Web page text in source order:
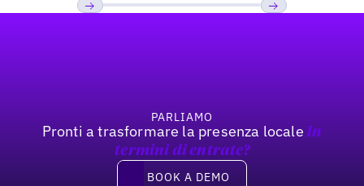
PARLIAMO
Pronti a trasformare la presenza locale In
termini di entrate?
Book a demo
BOOK A DEMO